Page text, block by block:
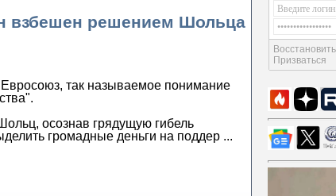
взбешен решением Шольца
так называемое понимание
осознав грядущую гибель
громадные деньги на поддер ...
Призваться